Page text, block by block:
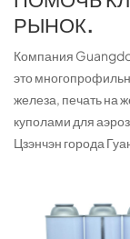
РЫНОК.
Компания
это
железа, печать на
куполами для
Цзэнчэн города